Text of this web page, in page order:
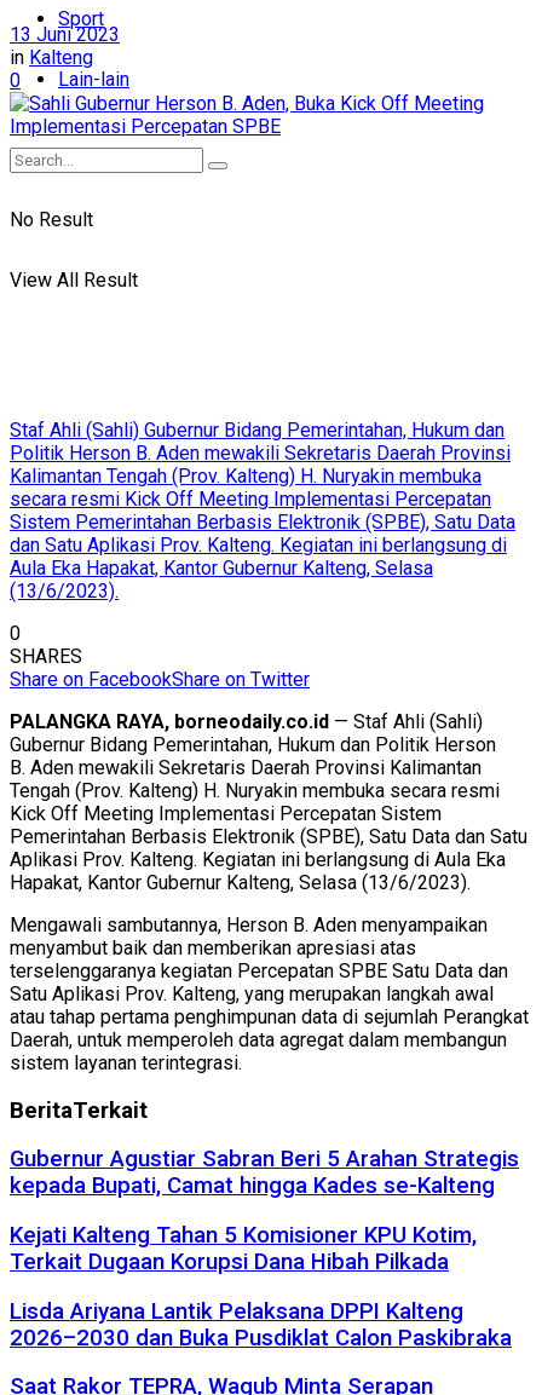
Sport
Lain-lain
No Result
View All Result
13 Juni 2023
in Kalteng
0
Staf Ahli (Sahli) Gubernur Bidang Pemerintahan, Hukum dan
Politik Herson B. Aden mewakili Sekretaris Daerah Provinsi
Kalimantan Tengah (Prov. Kalteng) H. Nuryakin membuka
secara resmi Kick Off Meeting Implementasi Percepatan
Sistem Pemerintahan Berbasis Elektronik (SPBE), Satu Data
dan Satu Aplikasi Prov. Kalteng. Kegiatan ini berlangsung di
Aula Eka Hapakat, Kantor Gubernur Kalteng, Selasa
(13/6/2023).
0
SHARES
Share on FacebookShare on Twitter
PALANGKA RAYA, borneodaily.co.id — Staf Ahli (Sahli)
Gubernur Bidang Pemerintahan, Hukum dan Politik Herson
B. Aden mewakili Sekretaris Daerah Provinsi Kalimantan
Tengah (Prov. Kalteng) H. Nuryakin membuka secara resmi
Kick Off Meeting Implementasi Percepatan Sistem
Pemerintahan Berbasis Elektronik (SPBE), Satu Data dan Satu
Aplikasi Prov. Kalteng. Kegiatan ini berlangsung di Aula Eka
Hapakat, Kantor Gubernur Kalteng, Selasa (13/6/2023).
Mengawali sambutannya, Herson B. Aden menyampaikan
menyambut baik dan memberikan apresiasi atas
terselenggaranya kegiatan Percepatan SPBE Satu Data dan
Satu Aplikasi Prov. Kalteng, yang merupakan langkah awal
atau tahap pertama penghimpunan data di sejumlah Perangkat
Daerah, untuk memperoleh data agregat dalam membangun
sistem layanan terintegrasi.
BeritaTerkait
Gubernur Agustiar Sabran Beri 5 Arahan Strategis
kepada Bupati, Camat hingga Kades se-Kalteng
Kejati Kalteng Tahan 5 Komisioner KPU Kotim,
Terkait Dugaan Korupsi Dana Hibah Pilkada
Lisda Ariyana Lantik Pelaksana DPPI Kalteng
2026–2030 dan Buka Pusdiklat Calon Paskibraka
Saat Rakor TEPRA, Wagub Minta Serapan